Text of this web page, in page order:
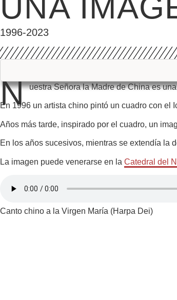
UNA
1996-2023
N uestra Señora la Madre de China es
En 1996 un artista chino pintó un cuadro con el
Años más tarde, inspirado por el cuadro, un
En los años sucesivos, mientras se extendía la
La imagen puede venerarse en la Catedral del
Canto chino a la Virgen María (Harpa Dei)